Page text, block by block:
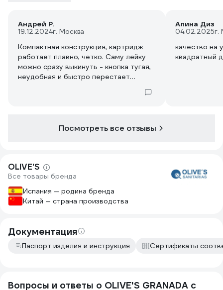
Андрей Р.
19.12.2024г. Москва
Компактная конструкция, картридж
работает плавно, четко. Саму лейку
можно сразу выкинуть - кнопка тугая,
неудобная и быстро перестает
Алина Диз
04.02.2025г.
качество на
квадратный
Посмотреть все отзывы
OLIVE'S
Все товары бренда
Испания — родина бренда
Китай — страна производства
Документация
Паспорт изделия и инструкция Сертификаты
Вопросы и ответы о OLIVE'S GRANADA с